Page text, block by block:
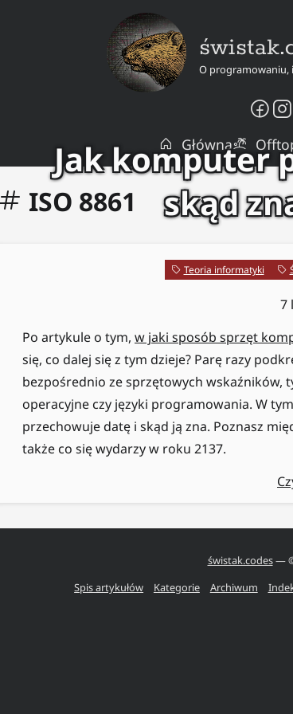
O programowaniu,
Główna
ISO 8861
Jak komputer
skąd
Teoria informatyki
7
Po artykule o tym, w jaki sposób sprzęt
się, co dalej się z tym dzieje? Parę razy
bezpośrednio ze sprzętowych
operacyjne czy języki programowania. W
przechowuje datę i skąd ją zna. Poznasz
także co się wydarzy w roku 2137.
świstak.codes—
Spis artykułów
Kategorie Archiwum